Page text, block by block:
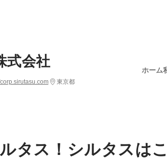
式会社
東京都
ホーム
タス！シルタスは